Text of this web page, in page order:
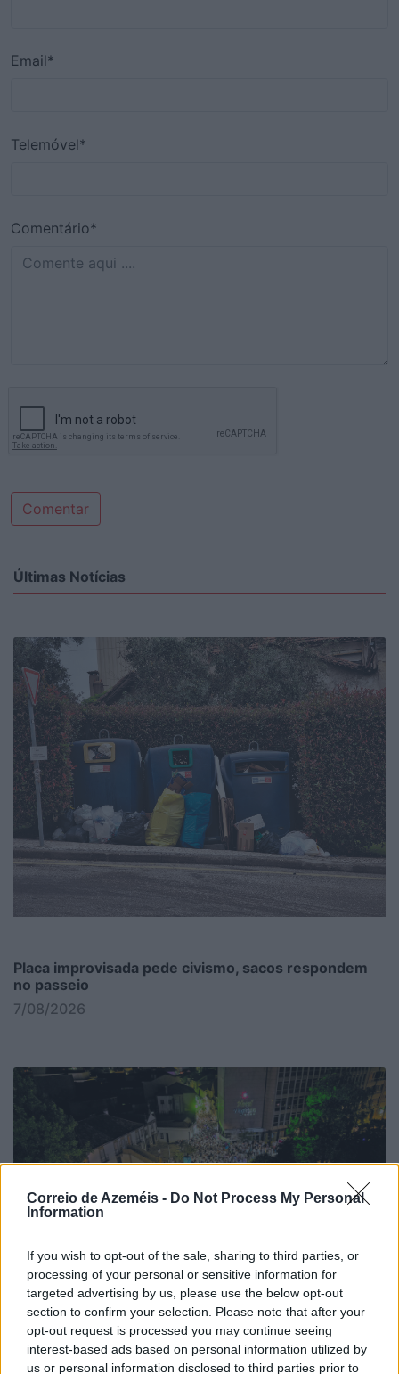
Correio de Azeméis - Do Not Process My Personal
Information
If you wish to opt-out of the sale, sharing to third parties, or
processing of your personal or sensitive information for
targeted advertising by us, please use the below opt-out
section to confirm your selection. Please note that after your
opt-out request is processed you may continue seeing
interest-based ads based on personal information utilized by
us or personal information disclosed to third parties prior to
Email*
Telemóvel*
Comentário*
Comentar
Últimas Notícias
Placa improvisada pede civismo, sacos respondem
no passeio
7/08/2026